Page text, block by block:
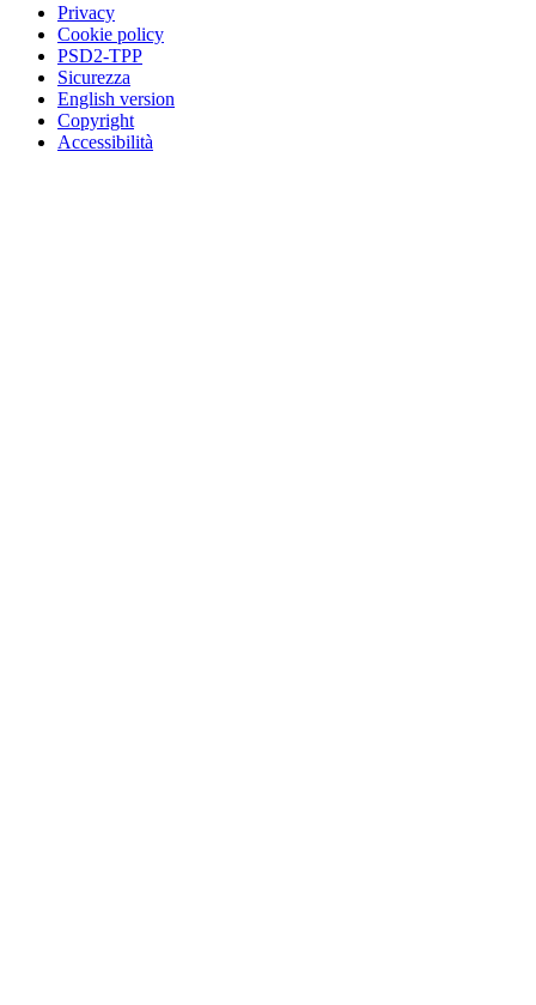
Privacy
Cookie policy
PSD2-TPP
Sicurezza
English version
Copyright
Accessibilità